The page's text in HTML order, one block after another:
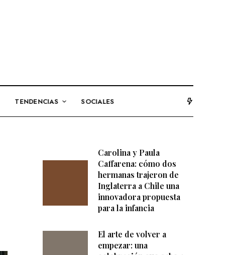
TENDENCIAS SOCIALES
Carolina y Paula
Caffarena: cómo dos
hermanas trajeron de
Inglaterra a Chile una
innovadora propuesta
para la infancia
El arte de volver a
empezar: una